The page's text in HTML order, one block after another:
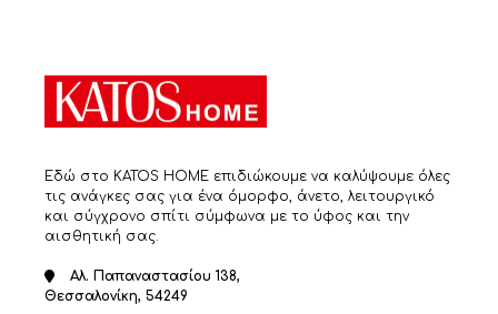
Εδώ στο KATOS HOME επιδιώκουμε να καλύψουμε όλες
τις ανάγκες σας για ένα όμορφο, άνετο, λειτουργικό
και σύγχρονο σπίτι σύμφωνα με το ύφος και την
αισθητική σας.
Αλ. Παπαναστασίου 138,
Θεσσαλονίκη, 54249